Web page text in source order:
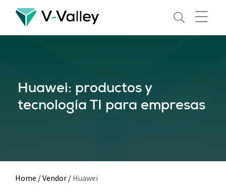
Skip
main
Huawei: productos y
tecnología TI para empresas
Home /Vendor / Huawei